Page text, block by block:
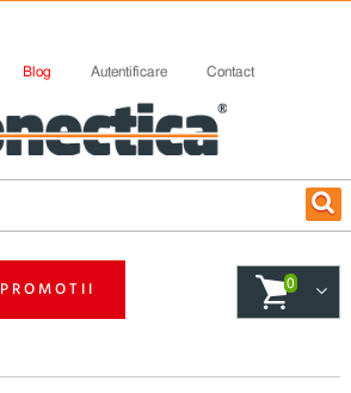
Blog Autentificare Contact
PROMOTII 0